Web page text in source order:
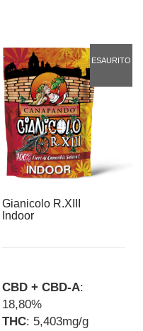
ESAURITO
Gianicolo R.XIII
Indoor
CBD + CBD-A:
18,80%
THC: 5,403mg/g